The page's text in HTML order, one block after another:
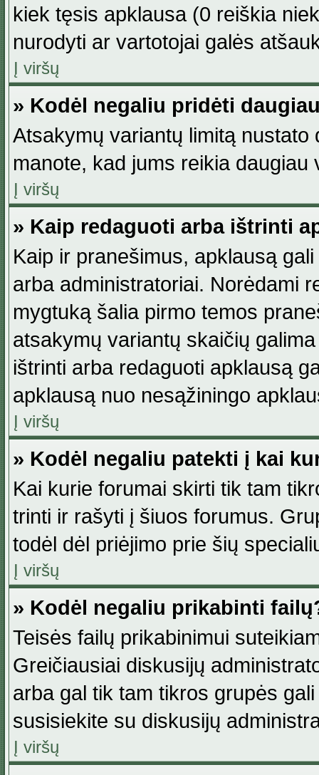
kiek tęsis apklausa (0 reiškia
nurodyti ar vartotojai galės
Į viršų
» Kodėl negaliu pridėti
Atsakymų variantų limitą
manote, kad jums reikia daugiau
Į viršų
» Kaip redaguoti arba ištrinti
Kaip ir pranešimus, apklausą
arba administratoriai. Norėdami
mygtuką šalia pirmo temos
atsakymų variantų skaičių
ištrinti arba redaguoti apklausą
apklausą nuo nesąžiningo
Į viršų
» Kodėl negaliu patekti į kai
Kai kurie forumai skirti tik tam
trinti ir rašyti į šiuos forumus.
todėl dėl priėjimo prie šių
Į viršų
» Kodėl negaliu prikabinti
Teisės failų prikabinimui
Greičiausiai diskusijų
arba gal tik tam tikros grupės
susisiekite su diskusijų
Į viršų